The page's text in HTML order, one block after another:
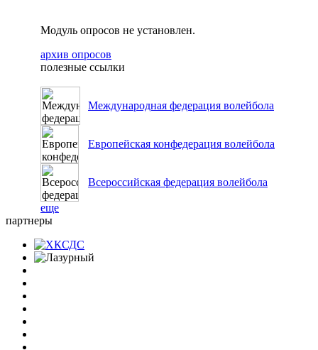
Модуль опросов не установлен.
архив опросов
полезные ссылки
Международная федерация волейбола
Европейская конфедерация волейбола
Всероссийская федерация волейбола
еще
партнеры